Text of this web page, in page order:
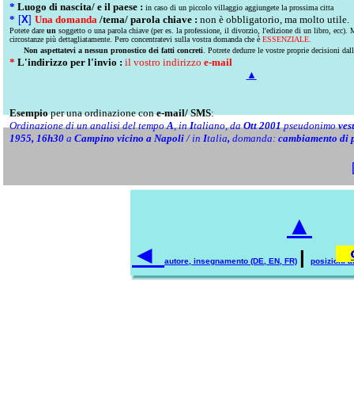
* Luogo di nascita/ e il paese : in caso di un piccolo villaggio aggiungete la prossima citta
* [X] Una domanda /tema/ parola chiave : non è obbligatorio, ma molto utile.
Potete dare un soggetto o una parola chiave (per es. la professione, il divorzio, l'edizione di un libro, ecc).
circostanze più dettagliatamente. Pero concentratevi sulla vostra domanda che è ESSENZIALE.
Non aspettatevi a nessun pronostico dei fatti concreti . Potrete dedurre le vostre proprie decisioni
* L'indirizzo per l'invio : il vostro indirizzo e-mail
▲
Esempioper una ordinazione cone-mail/ SMS:
Ordinazione di un analisi del tempoA, inItaliano,daOtt 2001pseudonimo
1955, 16h30 a Campino vicino a Napoli/ in Italia, domanda: cambiamento di
[
▲
◄
autore, insegnamento (DE, EN, FR) | posizioni